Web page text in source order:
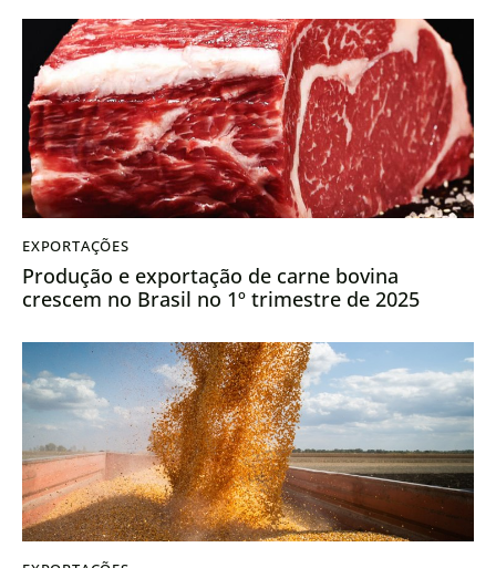
EXPORTAÇÕES
Produção e exportação de carne bovina
crescem no Brasil no 1º trimestre de 2025